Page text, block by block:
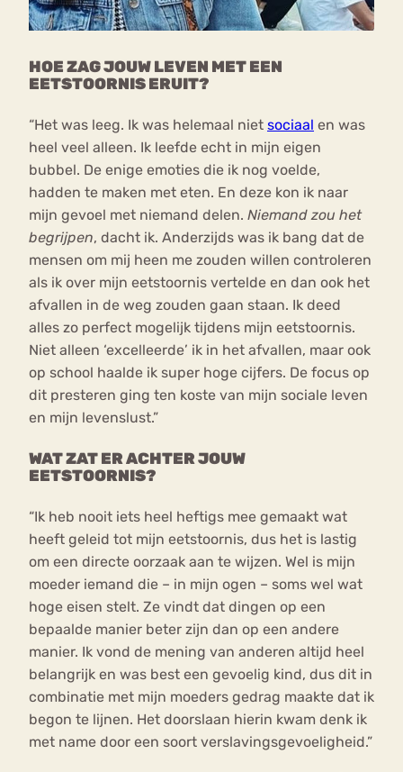
HOE ZAG JOUW LEVEN MET EEN
EETSTOORNIS ERUIT?
“Het was leeg. Ik was helemaal niet sociaal en was
heel veel alleen. Ik leefde echt in mijn eigen
bubbel. De enige emoties die ik nog voelde,
hadden te maken met eten. En deze kon ik naar
mijn gevoel met niemand delen. Niemand zou het
begrijpen, dacht ik. Anderzijds was ik bang dat de
mensen om mij heen me zouden willen controleren
als ik over mijn eetstoornis vertelde en dan ook het
afvallen in de weg zouden gaan staan. Ik deed
alles zo perfect mogelijk tijdens mijn eetstoornis.
Niet alleen ‘excelleerde’ ik in het afvallen, maar ook
op school haalde ik super hoge cijfers. De focus op
dit presteren ging ten koste van mijn sociale leven
en mijn levenslust.”
WAT ZAT ER ACHTER JOUW
EETSTOORNIS?
“Ik heb nooit iets heel heftigs mee gemaakt wat
heeft geleid tot mijn eetstoornis, dus het is lastig
om een directe oorzaak aan te wijzen. Wel is mijn
moeder iemand die – in mijn ogen – soms wel wat
hoge eisen stelt. Ze vindt dat dingen op een
bepaalde manier beter zijn dan op een andere
manier. Ik vond de mening van anderen altijd heel
belangrijk en was best een gevoelig kind, dus dit in
combinatie met mijn moeders gedrag maakte dat ik
begon te lijnen. Het doorslaan hierin kwam denk ik
met name door een soort verslavingsgevoeligheid.”